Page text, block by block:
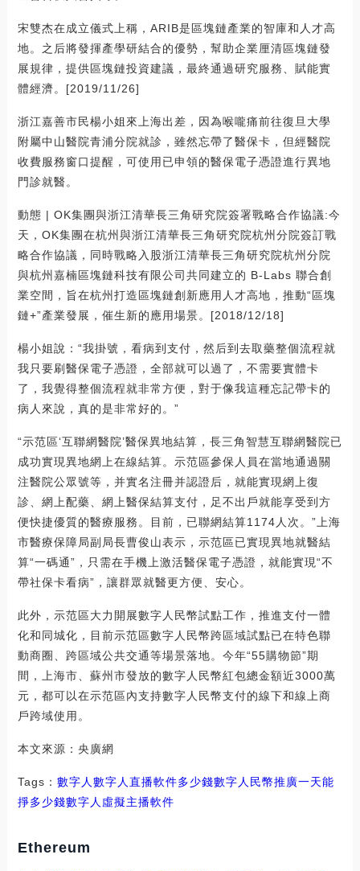
宋雙杰在成立儀式上稱，ARIB是區塊鏈產業的智庫和人才高
地。之后將發揮產學研結合的優勢，幫助企業厘清區塊鏈發
展規律，提供區塊鏈投資建議，最終通過研究服務、賦能實
體經濟。[2019/11/26]
浙江嘉善市民楊小姐來上海出差，因為喉嚨痛前往復旦大學
附屬中山醫院青浦分院就診，雖然忘帶了醫保卡，但經醫院
收費服務窗口提醒，可使用已申領的醫保電子憑證進行異地
門診就醫。
動態 | OK集團與浙江清華長三角研究院簽署戰略合作協議:今
天，OK集團在杭州與浙江清華長三角研究院杭州分院簽訂戰
略合作協議，同時戰略入股浙江清華長三角研究院杭州分院
與杭州嘉楠區塊鏈科技有限公司共同建立的 B-Labs 聯合創
業空間，旨在杭州打造區塊鏈創新應用人才高地，推動“區塊
鏈+”產業發展，催生新的應用場景。[2018/12/18]
楊小姐說：“我掛號，看病到支付，然后到去取藥整個流程就
我只要刷醫保電子憑證，全部就可以過了，不需要實體卡
了，我覺得整個流程就非常方便，對于像我這種忘記帶卡的
病人來說，真的是非常好的。”
“示范區‘互聯網醫院’醫保異地結算，長三角智慧互聯網醫院已
成功實現異地網上在線結算。示范區參保人員在當地通過關
注醫院公眾號等，并實名注冊并認證后，就能實現網上復
診、網上配藥、網上醫保結算支付，足不出戶就能享受到方
便快捷優質的醫療服務。目前，已聯網結算1174人次。”上海
市醫療保障局副局長曹俊山表示，示范區已實現異地就醫結
算“一碼通”，只需在手機上激活醫保電子憑證，就能實現“不
帶社保卡看病”，讓群眾就醫更方便、安心。
此外，示范區大力開展數字人民幣試點工作，推進支付一體
化和同城化，目前示范區數字人民幣跨區域試點已在特色聯
動商圈、跨區域公共交通等場景落地。今年“55購物節”期
間，上海市、蘇州市發放的數字人民幣紅包總金額近3000萬
元，都可以在示范區內支持數字人民幣支付的線下和線上商
戶跨域使用。
本文來源：央廣網
Tags： 數字人數字人直播軟件多少錢數字人民幣推廣一天能
掙多少錢數字人虛擬主播軟件
Ethereum